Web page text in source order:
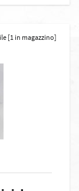
[1 in magazzino]